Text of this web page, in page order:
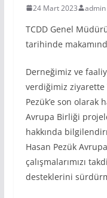
24 Mart 2023 admin
TCDD Genel
tarihinde
Derneğimiz ve
verdiğimiz ziyarette
Pezük’e son olarak
Avrupa Birliği
hakkında
Hasan Pezük
çalışmalarımızı
desteklerini